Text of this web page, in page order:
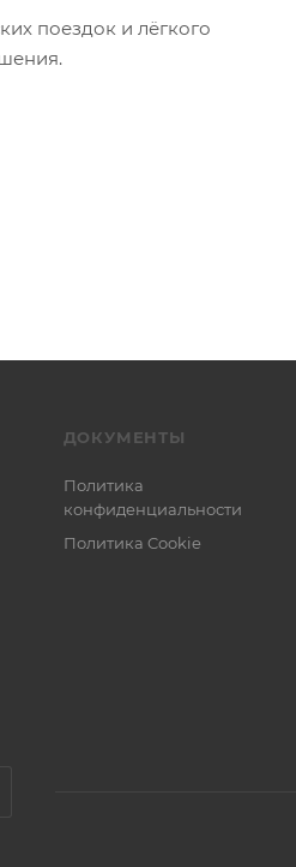
поездок и лёгкого
ДОКУМЕНТЫ
Политика
конфиденциальности
Политика Cookie